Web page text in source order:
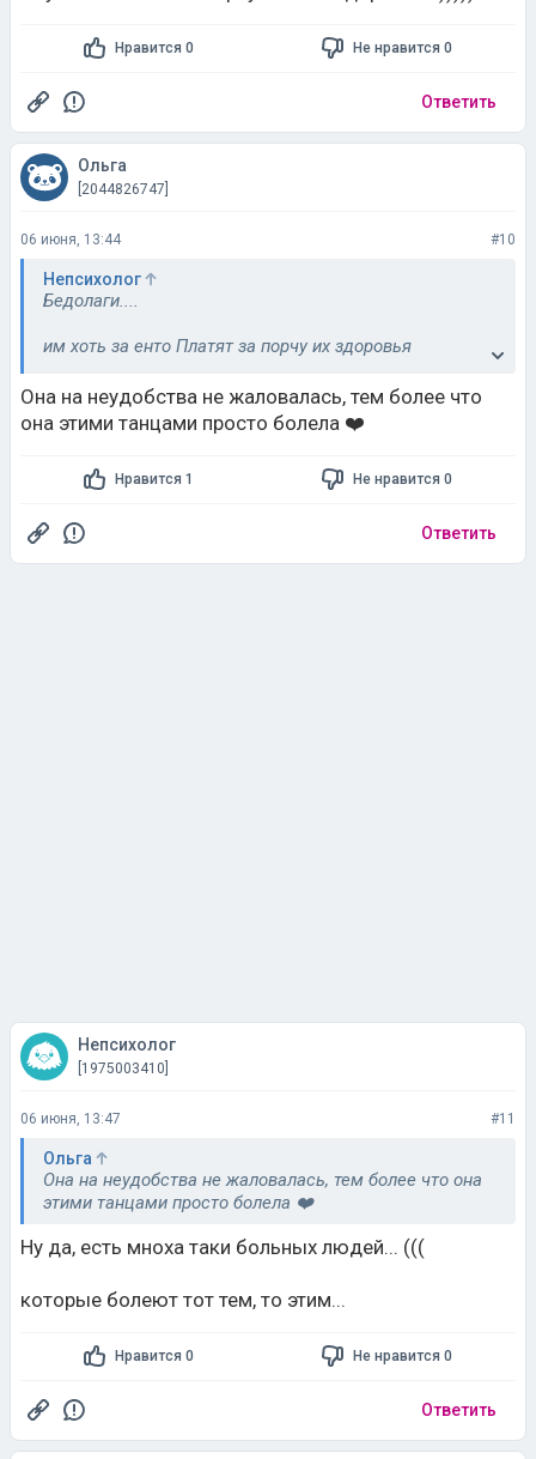
Нравится 0 Не нравится 0
Ответить
Ольга
[2044826747]
06 июня, 13:44 #10
Непсихолог
Бедолаги....
им хоть за енто Платят за порчу их здоровья
а тут вы платите за порчу Своего здоровья...)))))
Она на неудобства не жаловалась, тем более что
она этими танцами просто болела ❤️
Нравится 1 Не нравится 0
Ответить
Непсихолог
[1975003410]
06 июня, 13:47 #11
Ольга
Она на неудобства не жаловалась, тем более что она
этими танцами просто болела ❤️
Ну да, есть мноха таки больных людей... (((
которые болеют тот тем, то этим...
Нравится 0 Не нравится 0
Ответить